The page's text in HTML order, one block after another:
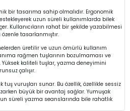
bir tasarıma sahip olmalıdır. Ergonomik
uzun süreli kullanımlarda bilek
Kullanıcıların rahat bir şekilde yazabilmesi
tasarlanmıştır.
üretilir ve uzun ömürlü kullanım
rağmen tuşlarının bozulmaması ve
kaliteli tuşlar, yazma deneyimini
çalışır.
vuruşları sunar. Bu özellik, özellikle sessiz
büyük bir avantaj sağlar. Yumuşak
süreli yazma seanslarında bile rahatlık